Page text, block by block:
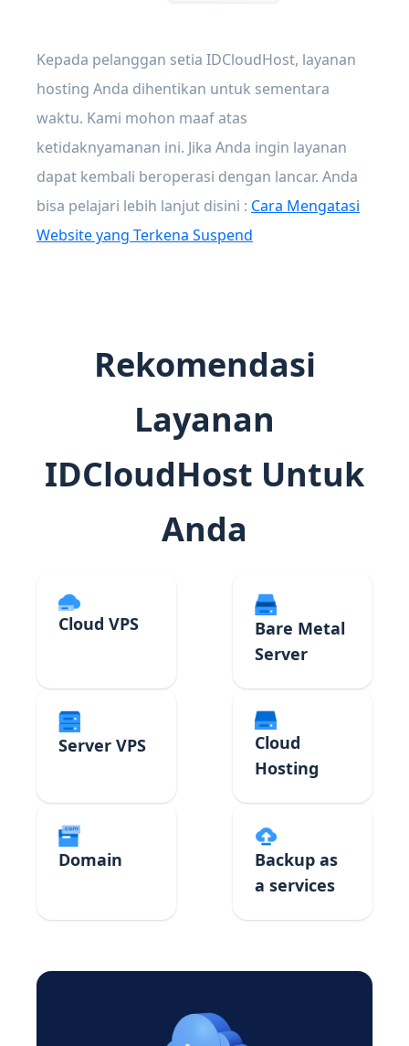
Kepada pelanggan setia IDCloudHost, layanan
hosting Anda dihentikan untuk sementara
waktu. Kami mohon maaf atas
ketidaknyamanan ini. Jika Anda ingin layanan
dapat kembali beroperasi dengan lancar. Anda
bisa pelajari lebih lanjut disini : Cara Mengatasi
Website yang Terkena Suspend
Rekomendasi
Layanan
IDCloudHost Untuk
Anda
Cloud VPS
Bare Metal
Server
Server VPS
Cloud
Hosting
Domain
Backup as
a services